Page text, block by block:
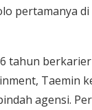
pertamanya di
tahun
Taemin
agensi.